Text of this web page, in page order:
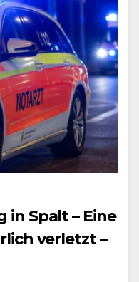
Spalt – Eine
verletzt –